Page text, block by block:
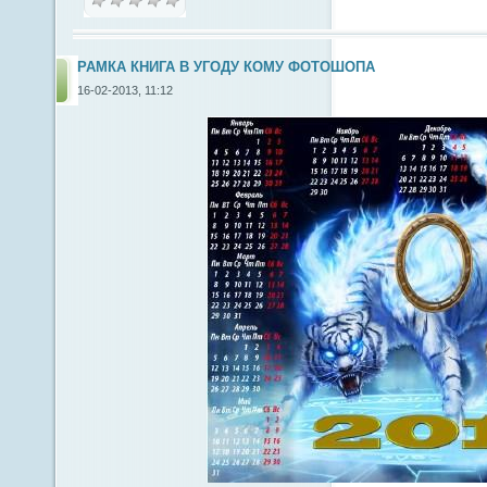
РАМКА КНИГА В УГОДУ КОМУ ФОТОШОПА
16-02-2013, 11:12